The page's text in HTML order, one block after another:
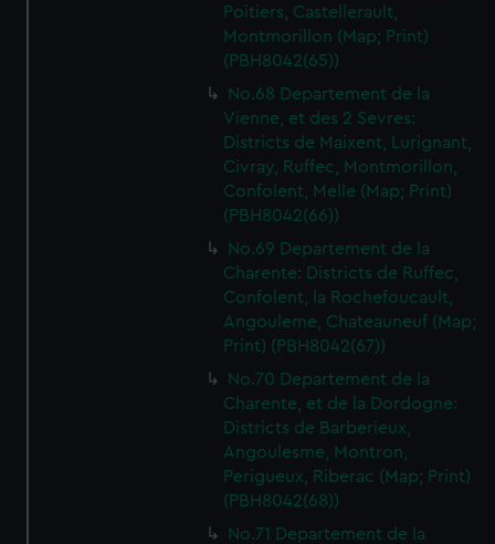
Poitiers, Castellerault,
Montmorillon (Map; Print)
(PBH8042(65))
No.68 Departement de la
Vienne, et des 2 Sevres:
Districts de Maixent, Lurignant,
Civray, Ruffec, Montmorillon,
Confolent, Melle (Map; Print)
(PBH8042(66))
No.69 Departement de la
Charente: Districts de Ruffec,
Confolent, la Rochefoucault,
Angouleme, Chateauneuf (Map;
Print) (PBH8042(67))
No.70 Departement de la
Charente, et de la Dordogne:
Districts de Barberieux,
Angoulesme, Montron,
Perigueux, Riberac (Map; Print)
(PBH8042(68))
No.71 Departement de la